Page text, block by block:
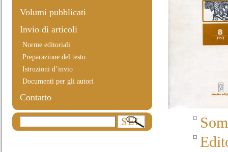
Volumi pubblicati
Invio di articoli
Norme editoriali
Preparazione del testo
Istruzioni d’invio
Documenti per gli autori
Contatto